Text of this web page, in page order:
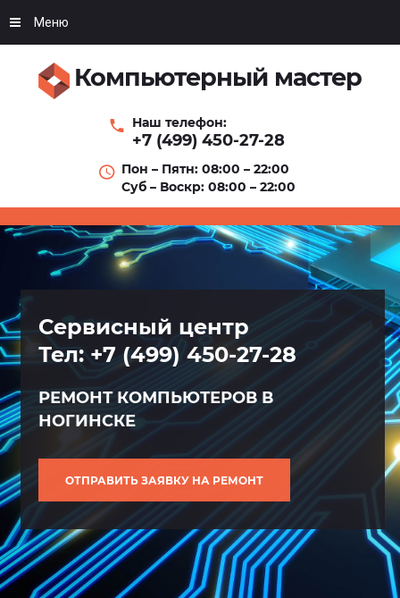
Компьютерный мастер
Наш телефон:
+7 (499) 450-27-28
Пон – Пятн: 08:00 – 22:00
Суб – Воскр: 08:00 – 22:00
Меню
Сервисный центр
Тел: +7 (499) 450-27-28
РЕМОНТ КОМПЬЮТЕРОВ В
НОГИНСКЕ
ОТПРАВИТЬ ЗАЯВКУ НА РЕМОНТ
Сервисный центр
Тел: +7 (499) 450-27-28
РЕМОНТ КОМПЬЮТЕРОВ В
НОГИНСКЕ
ОТПРАВИТЬ ЗАЯВКУ НА РЕМОНТ
Сервисный центр
Тел: +7 (499) 450-27-28
РЕМОНТ КОМПЬЮТЕРОВ В
НОГИНСКЕ
ОТПРАВИТЬ ЗАЯВКУ НА РЕМОНТ
Сервисный центр
Тел: +7 (499) 450-27-28
РЕМОНТ КОМПЬЮТЕРОВ В
НОГИНСКЕ
ОТПРАВИТЬ ЗАЯВКУ НА РЕМОНТ
Сервисный центр
Тел: +7 (499) 450-27-28
РЕМОНТ КОМПЬЮТЕРОВ В
НОГИНСКЕ
ОТПРАВИТЬ ЗАЯВКУ НА РЕМОНТ
Сервисный центр
Тел: +7 (499) 450-27-28
РЕМОНТ КОМПЬЮТЕРОВ В
НОГИНСКЕ
ОТПРАВИТЬ ЗАЯВКУ НА РЕМОНТ